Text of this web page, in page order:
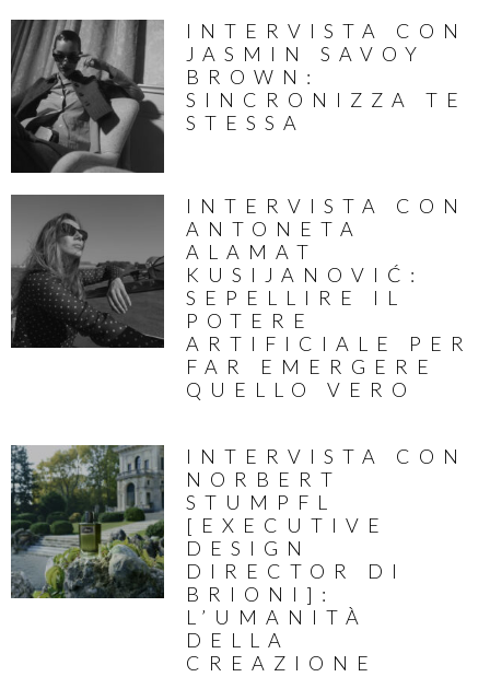
INTERVISTA CON
JASMIN SAVOY
BROWN:
SINCRONIZZA TE
STESSA
INTERVISTA CON
ANTONETA
ALAMAT
KUSIJANOVIĆ:
SEPELLIRE IL
POTERE
ARTIFICIALE PER
FAR EMERGERE
QUELLO VERO
INTERVISTA CON
NORBERT
STUMPFL
[EXECUTIVE
DESIGN
DIRECTOR DI
BRIONI]:
L’UMANITÀ
DELLA
CREAZIONE